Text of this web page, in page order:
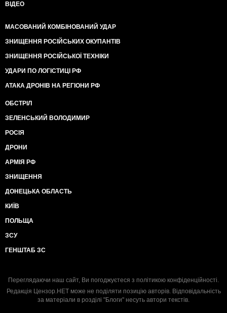
ВІДЕО
МАСОВАНИЙ КОМБІНОВАНИЙ УДАР
ЗНИЩЕННЯ РОСІЙСЬКИХ ОКУПАНТІВ
ЗНИЩЕННЯ РОСІЙСЬКОЇ ТЕХНІКИ
УДАРИ ПО ЛОГІСТИЦІ РФ
АТАКА ДРОНІВ НА РЕГІОНИ РФ
ОБСТРІЛ
ЗЕЛЕНСЬКИЙ ВОЛОДИМИР
РОСІЯ
ДРОНИ
АРМІЯ РФ
ЗНИЩЕННЯ
ДОНЕЦЬКА ОБЛАСТЬ
КИЇВ
ПОЛЬЩА
ЗСУ
ГЕНШТАБ ЗС
Переглядаючи наш сайт, Ви погоджуєтеся з політикою конфіденційності.
Редакція Цензор.НЕТ може не поділяти позицію авторів. Відповідальність
за матеріали в розділі "Блоги" несуть автори текстів.